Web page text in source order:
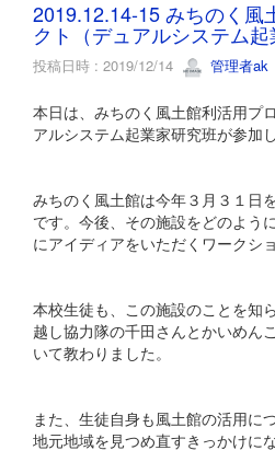
2019.12.14-15 みちのく風
クト（デュアルシステム起
投稿日時 : 2019/12/14 管理者ak
本日は、みちのく風土館利活用プ
アルシステム起業家研究班が参加し
みちのく風土館は今年３月３１日
です。今後、その施設をどのよう
にアイディアをいただくワークシ
本校生徒も、この施設のことを知
越し協力隊の千田さんとかいめん
いて教わりました。
また、生徒自身も風土館の活用に
地元地域を見つめ直すきっかけに